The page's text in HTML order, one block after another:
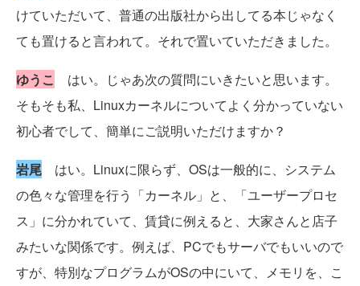
けていただいて、普通の出版社から出してる本じゃなく
ても置けると言われて。それで置いていただきました。
ゆうこ はい。じゃあ次の質問にいきたいと思います。
そもそも私、Linuxカーネルについてよく分かっていない
初心者でして、簡単にご説明いただけますか？
岩尾 はい。Linuxに限らず、OSは一般的に、システム
の色々な管理を行う「カーネル」と、「ユーザープロセ
ス」に分かれていて、賃貸に例えると、大家さんと店子
みたいな関係です。例えば、PCでもサーバでもいいので
すが、特別なプログラムがOSの中にいて、メモリを、こ